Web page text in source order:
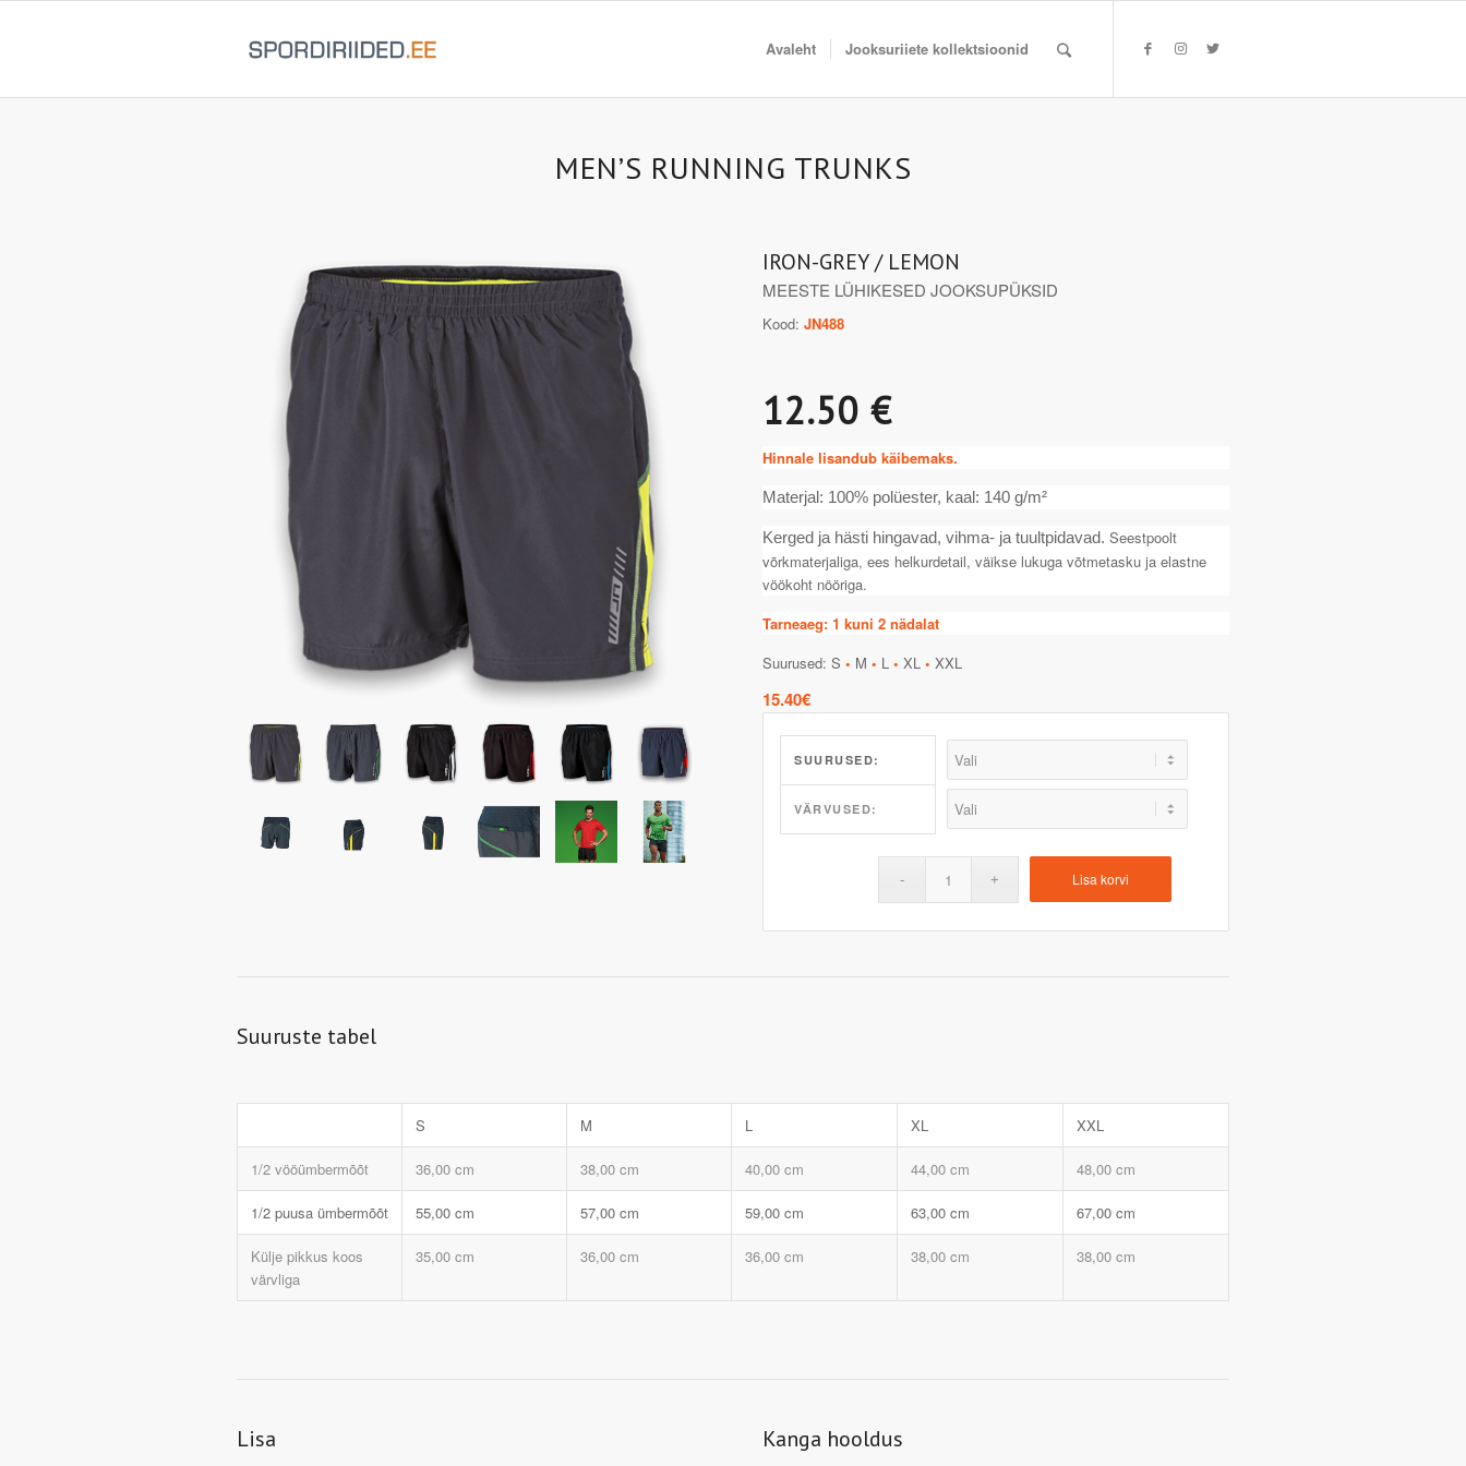
Avaleht Jooksuriiete kollektsioonid
MEN’S RUNNING TRUNKS
IRON-GREY / LEMON
MEESTE LÜHIKESED JOOKSUPÜKSID
Kood:JN488
12.50 €
Hinnale lisandub käibemaks.
Materjal: 100% polüester, kaal: 140 g/m²
Kerged ja hästi hingavad, vihma- ja tuultpidavad.Seestpoolt
võrkmaterjaliga, ees helkurdetail, väikse lukuga võtmetasku ja elastne
vöökoht nööriga.
Tarneaeg: 1 kuni 2 nädalat
Suurused: S• M• L• XL• XXL
15.40€
SUURUSED:
VÄRVUSED:
Lisa korvi
Suuruste tabel
S M L XL XXL
1/2 vööümbermõõt 36,00 cm 38,00 cm 40,00 cm 44,00 cm 48,00 cm
1/2 puusa ümbermõõt 55,00 cm 57,00 cm 59,00 cm 63,00 cm 67,00 cm
Külje pikkus koos
värvliga
35,00 cm 36,00 cm 36,00 cm 38,00 cm 38,00 cm
Lisa Kanga hooldus